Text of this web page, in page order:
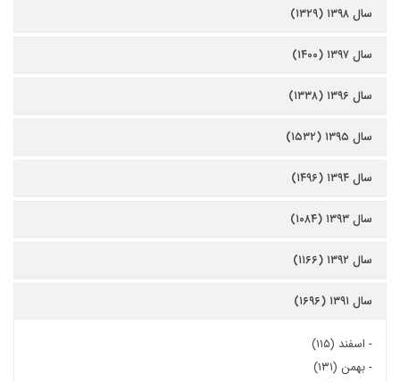
سال ۱۳۹۸ (۱۳۲۹)
سال ۱۳۹۷ (۱۴۰۰)
سال ۱۳۹۶ (۱۳۳۸)
سال ۱۳۹۵ (۱۵۳۲)
سال ۱۳۹۴ (۱۴۹۶)
سال ۱۳۹۳ (۱۰۸۴)
سال ۱۳۹۲ (۱۱۶۶)
سال ۱۳۹۱ (۱۶۹۶)
- اسفند (۱۱۵)
-بهمن (۱۳۱)